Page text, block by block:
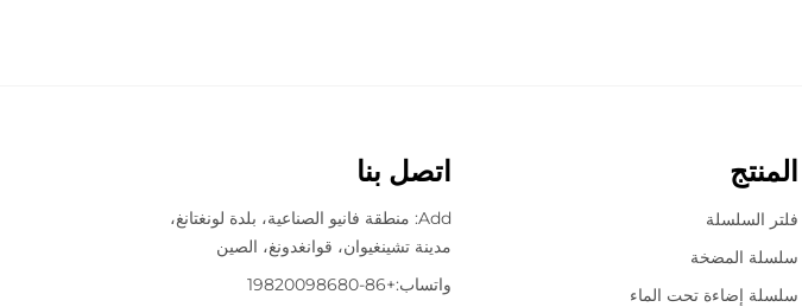
المنتج
فلتر السلسلة
سلسلة المضخة
سلسلة إضاءة تحت الماء
اتصل بنا
Add: منطقة فانيو الصناعية، بلدة لونغتانغ،
مدينة تشينغيوان، قوانغدونغ، الصين
واتساب:+86-19820098680